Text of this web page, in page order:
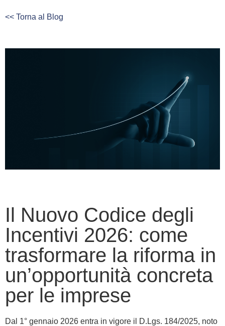
<< Torna al Blog
Il Nuovo Codice degli
Incentivi 2026: come
trasformare la riforma in
un’opportunità concreta
per le imprese
Dal 1° gennaio 2026 entra in vigore il D.Lgs. 184/2025, noto